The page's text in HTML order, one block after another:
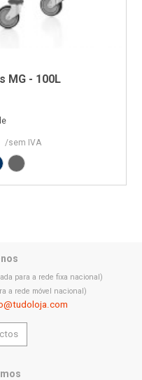
MG - 100L
/sem IVA
RAL3000
Azul RAL5002
Cinza RAL7015
para a rede fixa nacional)
a rede móvel nacional)